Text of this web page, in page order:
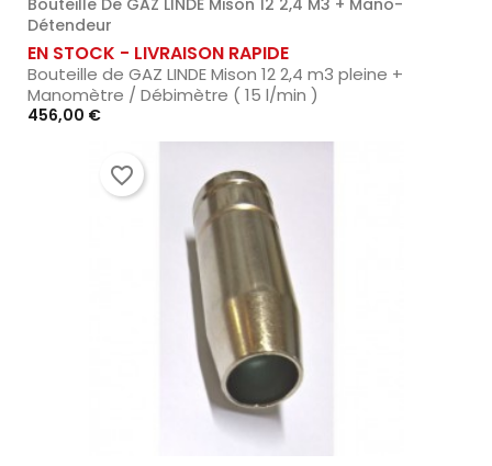
Détendeur
EN STOCK - LIVRAISON RAPIDE
Bouteille de GAZ LINDE Mison 12 2,4 m3 pleine +
Manomètre / Débimètre ( 15 l/min )
Prix
456,00 €
favorite_border